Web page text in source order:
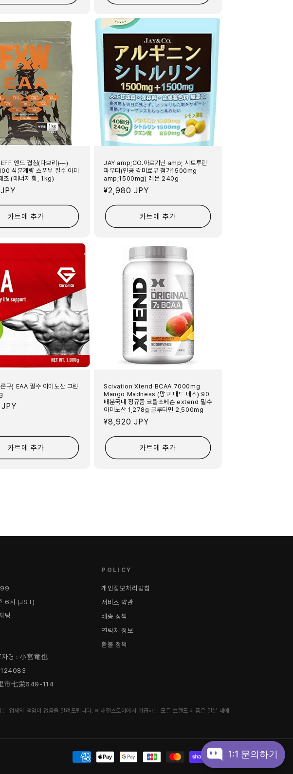
1:1 문의하기
앤드 겹침(다브리)―)
식분계량 스푼부 필수 아미
조 (에너지 향, 1kg)
카트에 추가
JAY amp;CO.아르기닌 amp; 시토루린
파우더(인공 감미료무 첨가1500mg
amp;1500mg) 레몬 240g
정
¥2,980 JPY
카트에 추가
구) EAA 필수 아미노산 그린
카트에 추가
Scivation Xtend BCAA 7000mg
Mango Madness (망고 매드 네스) 90
배분국내 정규품 코뿔소베숀 extend 필수
아미노산 1,278g 글루타민 2,500mg
정
¥8,920 JPY
카트에 추가
6시 (JST)
팅
명 : 小宮竜也
124083
市七栄649-114
POLICY
개인정보처리방침
서비스 약관
배송 정책
연락처 정보
환불 정책
업체의 책임이 없음을 알려드립니다. ※ 재팬스토어에서 취급하는 모든 브랜드 제품은 일본 내에